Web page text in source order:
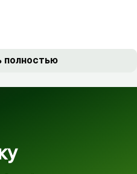
полностью